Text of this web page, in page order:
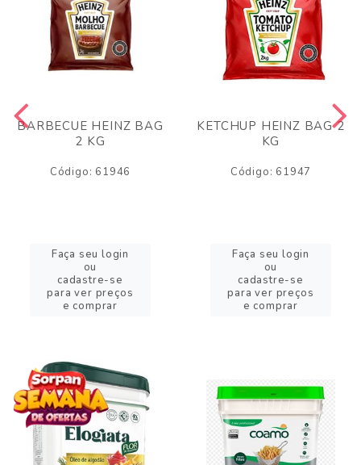
BARBECUE HEINZ BAG
2 KG
Código: 61946
Faça seu login
ou
cadastre-se
para ver preços
e comprar
KETCHUP HEINZ BAG 2
KG
Código: 61947
Faça seu login
ou
cadastre-se
para ver preços
e comprar